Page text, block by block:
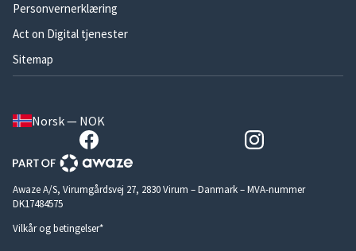
Personvernerklæring
Act on Digital tjenester
Sitemap
Norsk — NOK
Awaze A/S, Virumgårdsvej 27, 2830 Virum – Danmark – MVA-nummer
DK17484575
Vilkår og betingelser*